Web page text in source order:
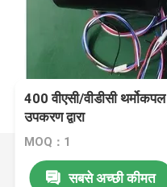
400 वीएसी/वीडीसी
उपकरण द्वारा
MOQ：1
सबसे अच्छी कीमत